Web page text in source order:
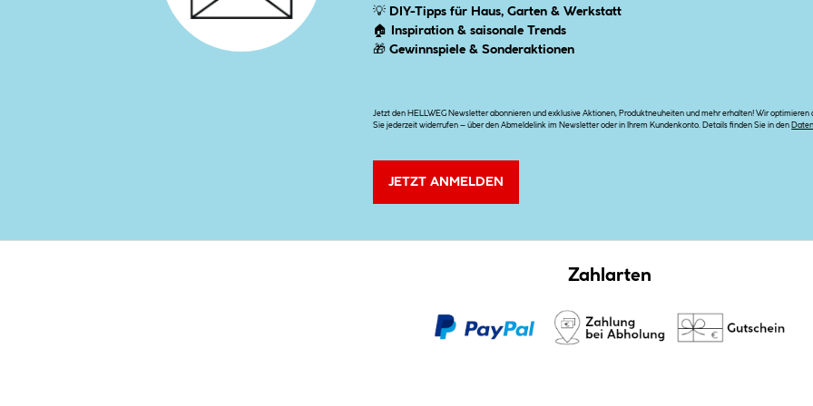
💡 DIY-Tipps für Haus, Garten & Werkstatt
🏠
Inspiration & saisonale Trends
🎁Gewinnspiele & Sonderaktionen
Jetzt den HELLWEG Newsletter abonnieren und exklusive Aktionen, Produktneuheiten und mehr erhalten! Wir
Sie jederzeit widerrufen – über den Abmeldelink im Newsletter oder in Ihrem Kundenkonto. Details finden Sie in den
JETZT ANMELDEN
Zahlarten